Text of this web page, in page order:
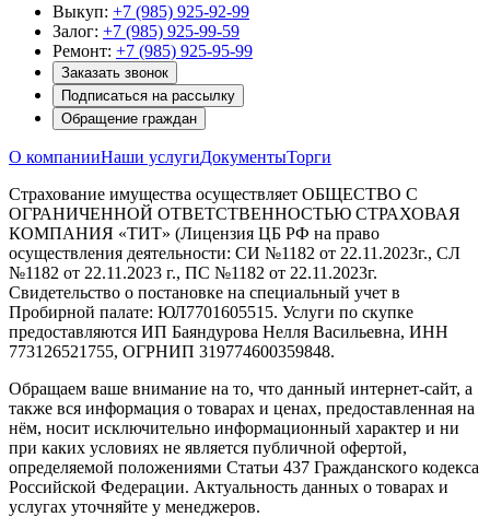
Выкуп: +7 (985) 925-92-99
Залог: +7 (985) 925-99-59
Ремонт: +7 (985) 925-95-99
Заказать звонок
Подписаться на рассылку
Обращение граждан
О компанииНаши услугиДокументыТорги
Страхование имущества осуществляет ОБЩЕСТВО С
ОГРАНИЧЕННОЙ ОТВЕТСТВЕННОСТЬЮ СТРАХОВАЯ
КОМПАНИЯ «ТИТ» (Лицензия ЦБ РФ на право
осуществления деятельности: СИ №1182 от 22.11.2023г., СЛ
№1182 от 22.11.2023 г., ПС №1182 от 22.11.2023г.
Свидетельство о постановке на специальный учет в
Пробирной палате: ЮЛ7701605515. Услуги по скупке
предоставляются ИП Баяндурова Нелля Васильевна, ИНН
773126521755, ОГРНИП 319774600359848.
Обращаем ваше внимание на то, что данный интернет-сайт, а
также вся информация о товарах и ценах, предоставленная на
нём, носит исключительно информационный характер и ни
при каких условиях не является публичной офертой,
определяемой положениями Статьи 437 Гражданского кодекса
Российской Федерации. Актуальность данных о товарах и
услугах уточняйте у менеджеров.